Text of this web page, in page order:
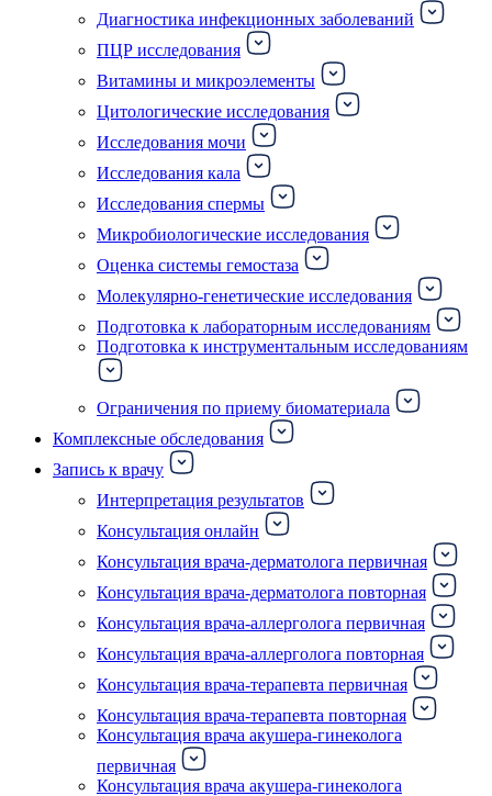
Диагностика инфекционных заболеваний
ПЦР исследования
Витамины и микроэлементы
Цитологические исследования
Исследования мочи
Исследования кала
Исследования спермы
Микробиологические исследования
Оценка системы гемостаза
Молекулярно-генетические исследования
Подготовка к лабораторным исследованиям
Подготовка к инструментальным исследованиям
Ограничения по приему биоматериала
Комплексные обследования
Запись к врачу
Интерпретация результатов
Консультация онлайн
Консультация врача-дерматолога первичная
Консультация врача-дерматолога повторная
Консультация врача-аллерголога первичная
Консультация врача-аллерголога повторная
Консультация врача-терапевта первичная
Консультация врача-терапевта повторная
Консультация врача акушера-гинеколога
первичная
Консультация врача акушера-гинеколога